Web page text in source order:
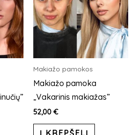
Makiažo pamokos
Makiažo pamoka
„Vakarinis makiažas”
52,00 €